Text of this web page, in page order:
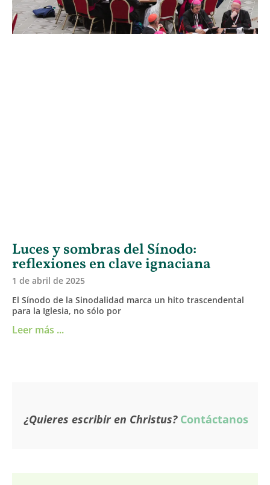
Luces y sombras del Sínodo:
reflexiones en clave ignaciana
1 de abril de 2025
El Sínodo de la Sinodalidad marca un hito trascendental
para la Iglesia, no sólo por
Leer más ...
¿Quieres escribir en Christus? Contáctanos